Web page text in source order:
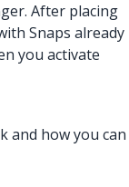
After placing
Snaps already
you activate
and how you can